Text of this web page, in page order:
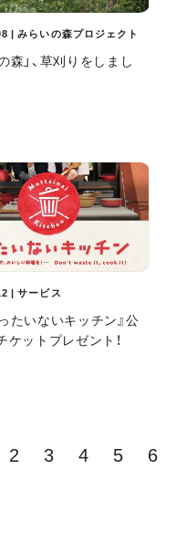
| みらいの森プロジェクト
森」、草刈りをしまし
| サービス
たいないキッチン』公
ケットプレゼント！
2 3 4 5 6